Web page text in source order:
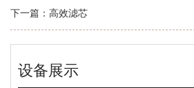
下一篇： 高效滤芯
设备展示